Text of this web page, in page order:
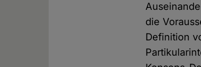
die
Definition